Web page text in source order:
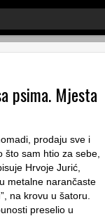
psima. Mjesta
prodaju sve i
sam htio za sebe,
Hrvoje Jurić,
metalne narančaste
na krovu u šatoru.
preselio u